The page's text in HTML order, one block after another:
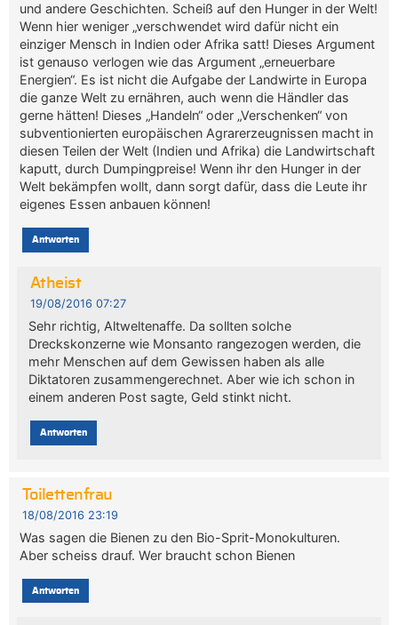
und andere Geschichten. Scheiß auf den Hunger in der Welt!
Wenn hier weniger „verschwendet wird dafür nicht ein
einziger Mensch in Indien oder Afrika satt! Dieses Argument
ist genauso verlogen wie das Argument „erneuerbare
Energien“. Es ist nicht die Aufgabe der Landwirte in Europa
die ganze Welt zu ernähren, auch wenn die Händler das
gerne hätten! Dieses „Handeln“ oder „Verschenken“ von
subventionierten europäischen Agrarerzeugnissen macht in
diesen Teilen der Welt (Indien und Afrika) die Landwirtschaft
kaputt, durch Dumpingpreise! Wenn ihr den Hunger in der
Welt bekämpfen wollt, dann sorgt dafür, dass die Leute ihr
eigenes Essen anbauen können!
Antworten
Atheist
19/08/2016 07:27
Sehr richtig, Altweltenaffe. Da sollten solche
Dreckskonzerne wie Monsanto rangezogen werden, die
mehr Menschen auf dem Gewissen haben als alle
Diktatoren zusammengerechnet. Aber wie ich schon in
einem anderen Post sagte, Geld stinkt nicht.
Antworten
Toilettenfrau
18/08/2016 23:19
Was sagen die Bienen zu den Bio-Sprit-Monokulturen.
Aber scheiss drauf. Wer braucht schon Bienen
Antworten